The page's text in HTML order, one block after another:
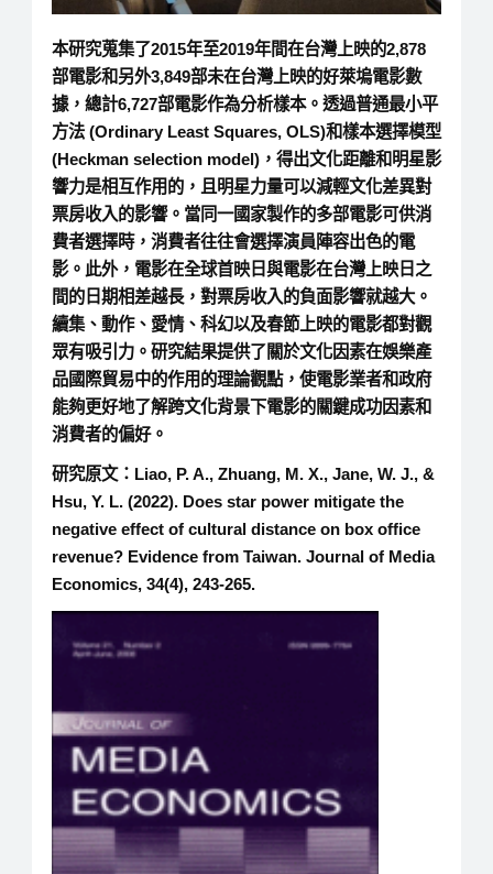
本研究蒐集了2015年至2019年間在台灣上映的2,878
部電影和另外3,849部未在台灣上映的好萊塢電影數
據，總計6,727部電影作為分析樣本。透過普通最小平
方法 (Ordinary Least Squares, OLS)和樣本選擇模型
(Heckman selection model)，得出文化距離和明星影
響力是相互作用的，且明星力量可以減輕文化差異對
票房收入的影響。當同一國家製作的多部電影可供消
費者選擇時，消費者往往會選擇演員陣容出色的電
影。此外，電影在全球首映日與電影在台灣上映日之
間的日期相差越長，對票房收入的負面影響就越大。
續集、動作、愛情、科幻以及春節上映的電影都對觀
眾有吸引力。研究結果提供了關於文化因素在娛樂產
品國際貿易中的作用的理論觀點，使電影業者和政府
能夠更好地了解跨文化背景下電影的關鍵成功因素和
消費者的偏好。
研究原文：Liao, P. A., Zhuang, M. X., Jane, W. J., &
Hsu, Y. L. (2022). Does star power mitigate the
negative effect of cultural distance on box office
revenue? Evidence from Taiwan. Journal of Media
Economics, 34(4), 243-265.